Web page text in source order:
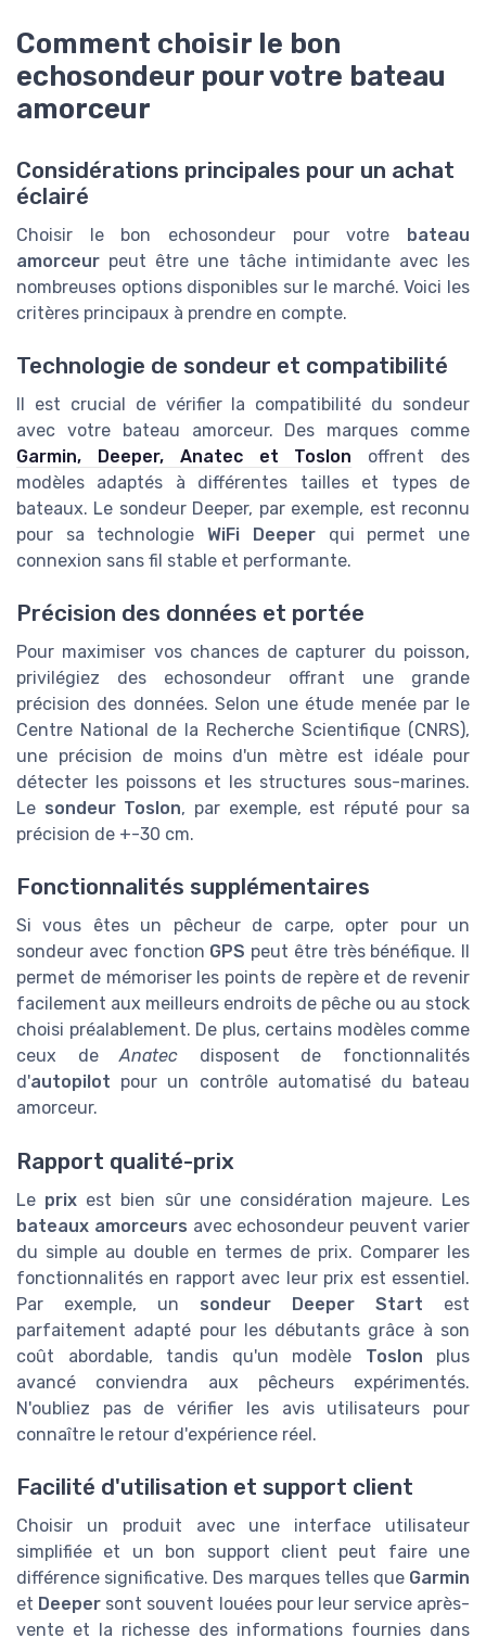
Comment choisir le bon
echosondeur pour votre bateau
amorceur
Considérations principales pour un achat
éclairé
Choisir le bon echosondeur pour votre bateau
amorceur peut être une tâche intimidante avec les
nombreuses options disponibles sur le marché. Voici les
critères principaux à prendre en compte.
Technologie de sondeur et compatibilité
Il est crucial de vérifier la compatibilité du sondeur
avec votre bateau amorceur. Des marques comme
Garmin, Deeper, Anatec et Toslon offrent des
modèles adaptés à différentes tailles et types de
bateaux. Le sondeur Deeper, par exemple, est reconnu
pour sa technologieWiFi Deeperqui permet une
connexion sans fil stable et performante.
Précision des données et portée
Pour maximiser vos chances de capturer du poisson,
privilégiez des echosondeur offrant une grande
précision des données. Selon une étude menée par le
Centre National de la Recherche Scientifique (CNRS),
une précision de moins d'un mètre est idéale pour
détecter les poissons et les structures sous-marines.
Le sondeur Toslon, par exemple, est réputé pour sa
précision de +-30 cm.
Fonctionnalités supplémentaires
Si vous êtes un pêcheur de carpe, opter pour un
sondeur avec fonction GPS peut être très bénéfique. Il
permet de mémoriser les points de repère et de revenir
facilement aux meilleurs endroits de pêche ou au stock
choisi préalablement. De plus, certains modèles comme
ceux deAnatec disposent de fonctionnalités
d'autopilot pour un contrôle automatisé du bateau
amorceur.
Rapport qualité-prix
Le prix est bien sûr une considération majeure. Les
bateaux amorceurs avec echosondeur peuvent varier
du simple au double en termes de prix. Comparer les
fonctionnalités en rapport avec leur prix est essentiel.
Par exemple, un sondeur Deeper Start est
parfaitement adapté pour les débutants grâce à son
coût abordable, tandis qu'un modèle Toslon plus
avancé conviendra aux pêcheurs expérimentés.
N'oubliez pas de vérifier les avis utilisateurs pour
connaître le retour d'expérience réel.
Facilité d'utilisation et support client
Choisir un produit avec une interface utilisateur
simplifiée et un bon support client peut faire une
différence significative. Des marques telles que Garmin
et Deeper sont souvent louées pour leur service après-
vente et la richesse des informations fournies dans